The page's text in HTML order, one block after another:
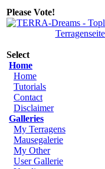
Please Vote!
Select
Home
Home
Tutorials
Contact
Disclaimer
Galleries
My Terragens
Mausegalerie
My Other
User Gallerie